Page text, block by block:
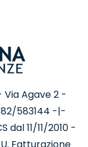
Agave 2 -
583144 -|-
11/11/2010 -
Fatturazione